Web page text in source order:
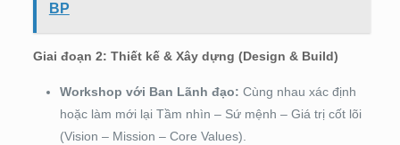
BP
Giai đoạn 2: Thiết kế & Xây dựng (Design & Build)
Workshop với Ban Lãnh đạo: Cùng nhau xác định
hoặc làm mới lại Tầm nhìn – Sứ mệnh – Giá trị cốt lõi
(Vision – Mission – Core Values).